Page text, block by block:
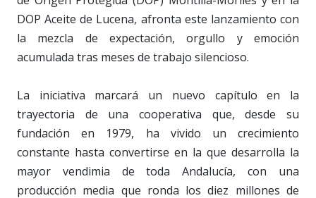
DOP Aceite de Lucena, afronta este lanzamiento con
la mezcla de expectación, orgullo y emoción
acumulada tras meses de trabajo silencioso.
La iniciativa marcará un nuevo capítulo en la
trayectoria de una cooperativa que, desde su
fundación en 1979, ha vivido un crecimiento
constante hasta convertirse en la que desarrolla la
mayor vendimia de toda Andalucía, con una
producción media que ronda los diez millones de